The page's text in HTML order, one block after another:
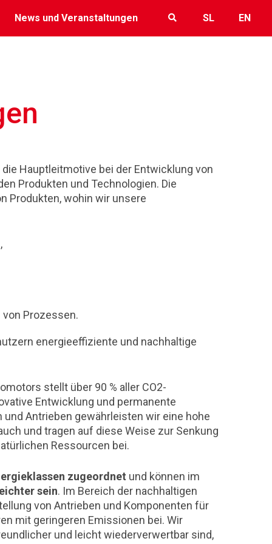
News und Veranstaltungen SL EN
Hauptleitmotive bei der Entwicklung von
Produkten und Technologien. Die
Produkten, wohin wir unsere
Prozessen.
energieeffiziente und nachhaltige
stellt über 90 % aller CO2-
Entwicklung und permanente
Antrieben gewährleisten wir eine hohe
und tragen auf diese Weise zur Senkung
Ressourcen bei.
zugeordnet und können im
sein. Im Bereich der nachhaltigen
von Antrieben und Komponenten für
mit geringeren Emissionen bei. Wir
und leicht wiederverwertbar sind,